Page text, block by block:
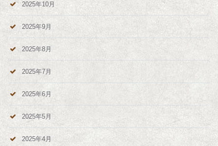
2025年10月
2025年9月
2025年8月
2025年7月
2025年6月
2025年5月
2025年4月